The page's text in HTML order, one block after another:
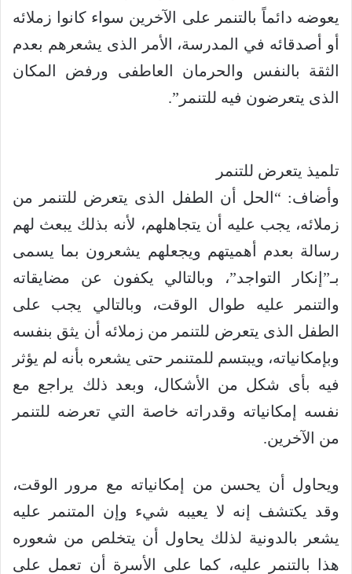
يعوضه دائماً بالتنمر على الآخرين سواء كانوا زملائه
أو أصدقائه في المدرسة، الأمر الذى يشعرهم بعدم
الثقة بالنفس والحرمان العاطفى ورفض المكان
الذى يتعرضون فيه للتنمر”.
تلميذ يتعرض للتنمر
وأضاف: “الحل أن الطفل الذى يتعرض للتنمر من
زملائه، يجب عليه أن يتجاهلهم، لأنه بذلك يبعث لهم
رسالة بعدم أهميتهم ويجعلهم يشعرون بما يسمى
بـ”إنكار التواجد”، وبالتالي يكفون عن مضايقاته
والتنمر عليه طوال الوقت، وبالتالي يجب على
الطفل الذى يتعرض للتنمر من زملائه أن يثق بنفسه
وبإمكانياته، ويبتسم للمتنمر حتى يشعره بأنه لم يؤثر
فيه بأى شكل من الأشكال، وبعد ذلك يراجع مع
نفسه إمكانياته وقدراته خاصة التي تعرضه للتنمر
من الآخرين.
ويحاول أن يحسن من إمكانياته مع مرور الوقت،
وقد يكتشف إنه لا يعيبه شيء وإن المتنمر عليه
يشعر بالدونية لذلك يحاول أن يتخلص من شعوره
هذا بالتنمر عليه، كما على الأسرة أن تعمل على